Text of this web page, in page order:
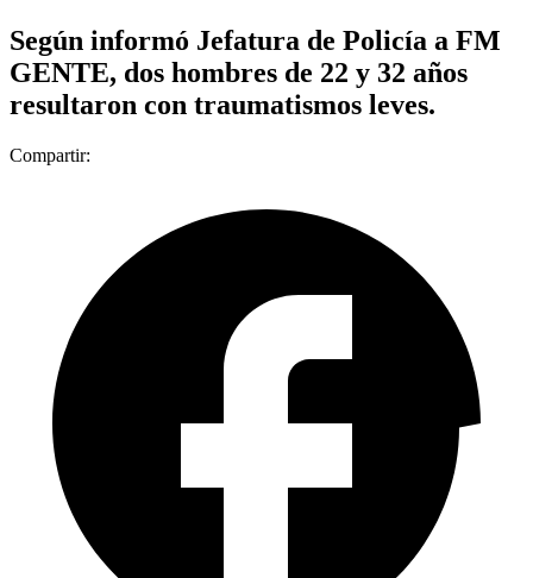
Según informó Jefatura de Policía a FM
GENTE, dos hombres de 22 y 32 años
resultaron con traumatismos leves.
Compartir: